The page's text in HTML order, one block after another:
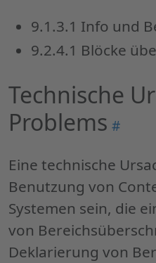
verletzte
aus
EN
301
549"
9.1.3.1 Info und
9.2.4.1 Blöcke
Technische
Problems #
Eine technische
Benutzung von
Systemen sein, die
von
Deklarierung von